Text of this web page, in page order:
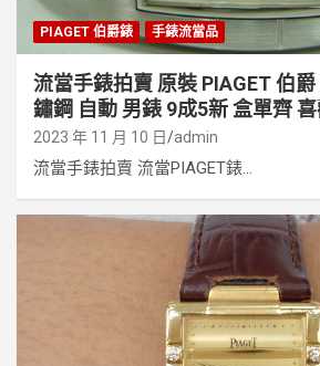
PIAGET 伯爵錶 手錶流當品
流當手錶拍賣 原裝 PIAGET 伯
鏽鋼 自動 男錶 9成5新 盒單齊
2023 年 11 月 10 日 admin
流當手錶拍賣 流當PIAGET錶...